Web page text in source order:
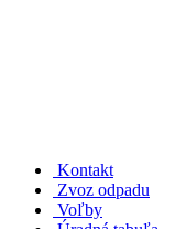
Kontakt
Zvoz odpadu
Voľby